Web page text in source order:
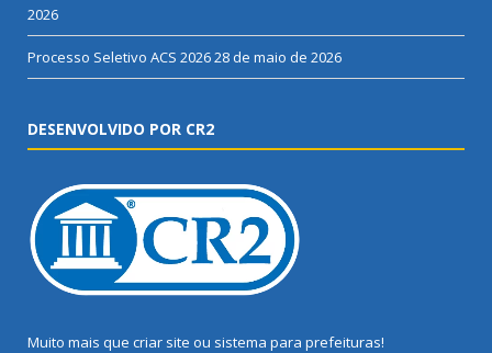
2026
Processo Seletivo ACS 202628 de maio de 2026
DESENVOLVIDO POR CR2
Muito mais que criar site ou sistema para prefeituras!